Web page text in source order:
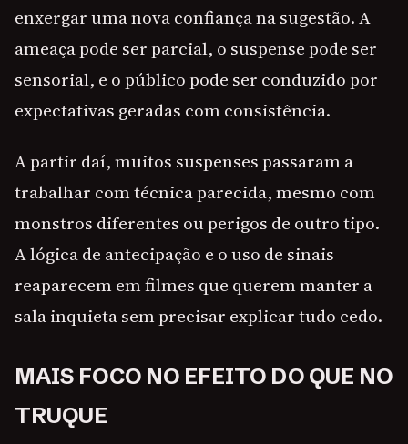
enxergar uma nova confiança na sugestão. A
ameaça pode ser parcial, o suspense pode ser
sensorial, e o público pode ser conduzido por
expectativas geradas com consistência.
A partir daí, muitos suspenses passaram a
trabalhar com técnica parecida, mesmo com
monstros diferentes ou perigos de outro tipo.
A lógica de antecipação e o uso de sinais
reaparecem em filmes que querem manter a
sala inquieta sem precisar explicar tudo cedo.
MAIS FOCO NO EFEITO DO QUE NO
TRUQUE